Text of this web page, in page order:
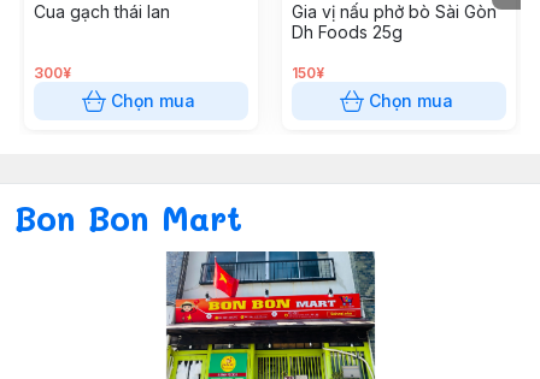
Cua gạch thái lan
300¥
Chọn mua
Gia vị nấu phở bò Sài Gòn
Dh Foods 25g
150¥
Chọn mua
Bon Bon Mart